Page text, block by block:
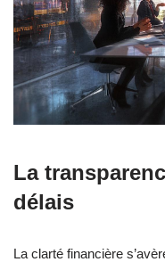
La
délais
La clarté financière